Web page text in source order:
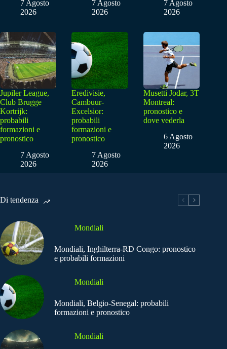
7 Agosto
2026
7 Agosto
2026
7 Agosto
2026
Jupiler League,
Club Brugge
Kortrijk:
probabili
formazioni e
pronostico
7 Agosto
2026
Eredivisie,
Cambuur-
Excelsior:
probabili
formazioni e
pronostico
7 Agosto
2026
Musetti Jodar, 3T
Montreal:
pronostico e
dove vederla
6 Agosto
2026
Di tendenza
Mondiali
Mondiali, Inghilterra-RD Congo: pronostico
e probabili formazioni
Mondiali
Mondiali, Belgio-Senegal: probabili
formazioni e pronostico
Mondiali